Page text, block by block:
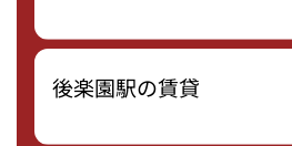
後楽園駅の賃貸